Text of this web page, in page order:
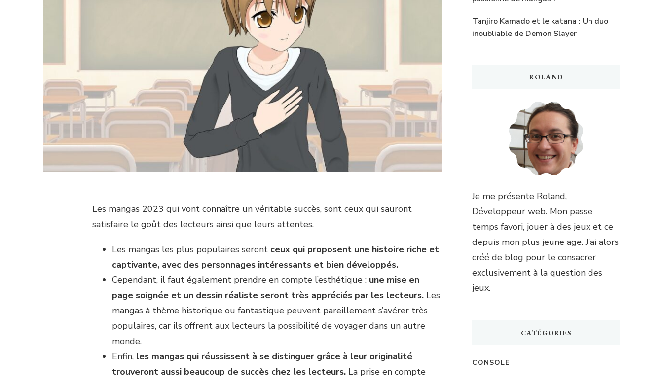
Les mangas 2023 qui vont connaître un véritable succès, sont ceux qui sauront
satisfaire le goût des lecteurs ainsi que leurs attentes.
Les mangas les plus populaires seront ceux qui proposent une histoire riche et
captivante, avec des personnages intéressants et bien développés.
Cependant, il faut également prendre en compte l’esthétique : une mise en
page soignée et un dessin réaliste seront très appréciés par les lecteurs. Les
mangas à thème historique ou fantastique peuvent pareillement s’avérer très
populaires, car ils offrent aux lecteurs la possibilité de voyager dans un autre
monde.
Enfin, les mangas qui réussissent à se distinguer grâce à leur originalité
trouveront aussi beaucoup de succès chez les lecteurs. La prise en compte
Tanjiro Kamado et le katana : Un duo
inoubliable de Demon Slayer
ROLAND
Je me présente Roland,
Développeur web. Mon passe
temps favori, jouer à des jeux et ce
depuis mon plus jeune age. J’ai alors
créé de blog pour le consacrer
exclusivement à la question des
jeux.
CATÉGORIES
CONSOLE